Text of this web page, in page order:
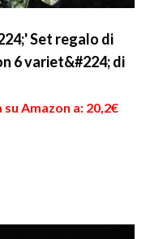
Set regalo di
6 variet&#224; di
Amazon a: 20,2€